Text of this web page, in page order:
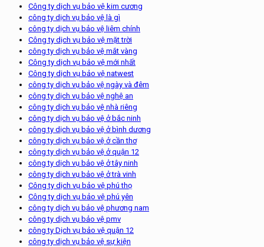
Công ty dịch vụ bảo vệ kim cương
công ty dịch vụ bảo vệ là gì
công ty dịch vụ bảo vệ liêm chính
Công ty dịch vụ bảo vệ mặt trời
công ty dịch vụ bảo vệ mắt vàng
Công ty dịch vụ bảo vệ mới nhất
Công ty dịch vụ bảo vệ natwest
công ty dịch vụ bảo vệ ngày và đêm
công ty dịch vụ bảo vệ nghệ an
công ty dịch vụ bảo vệ nhà riêng
công ty dịch vụ bảo vệ ở bắc ninh
công ty dịch vụ bảo vệ ở bình dương
công ty dịch vụ bảo vệ ở cần thơ
công ty dịch vụ bảo vệ ở quận 12
công ty dịch vụ bảo vệ ở tây ninh
công ty dịch vụ bảo vệ ở trà vinh
Công ty dịch vụ bảo vệ phú thọ
Công ty dịch vụ bảo vệ phú yên
công ty dịch vụ bảo vệ phương nam
công ty dịch vụ bảo vệ pmv
công ty Dịch vụ bảo vệ quận 12
công ty dịch vụ bảo vệ sự kiện